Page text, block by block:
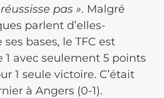
pas ». Malgré
parlent d’elles-
ses bases, le TFC est
1 avec seulement 5 points
1 seule victoire. C’était
à Angers (0-1).